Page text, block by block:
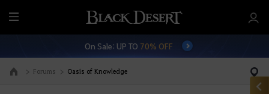
M
e
On Sale: UP TO 70% OFF
Go to the main page Forums Oasis of Knowledge